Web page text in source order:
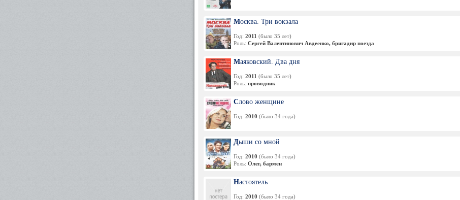
Москва. Три вокзала
Год: 2011 (было 35 лет)
Роль: Сергей Валентинович Авдеенко, бригадир поезда
Маяковский. Два дня
Год: 2011 (было 35 лет)
Роль: проводник
Слово женщине
Год: 2010 (было 34 года)
Дыши со мной
Год: 2010 (было 34 года)
Роль: Олег, бармен
Настоятель
Год: 2010 (было 34 года)